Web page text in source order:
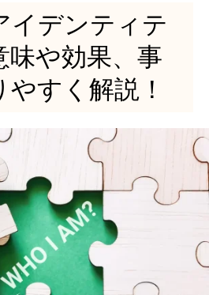
イデンティテ
味や効果、事
すく解説！